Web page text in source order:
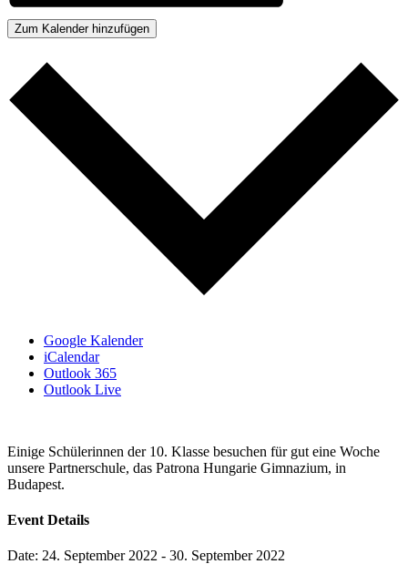
Zum Kalender hinzufügen
Google Kalender
iCalendar
Outlook 365
Outlook Live
Einige Schülerinnen der 10. Klasse besuchen für gut eine Woche
unsere Partnerschule, das Patrona Hungarie Gimnazium, in
Budapest.
Event Details
Date: 24. September 2022 - 30. September 2022